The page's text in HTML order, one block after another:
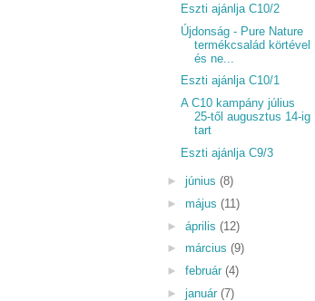
Eszti ajánlja C10/2
Újdonság - Pure Nature
termékcsalád körtével
és ne...
Eszti ajánlja C10/1
A C10 kampány július
25-től augusztus 14-ig
tart
Eszti ajánlja C9/3
► június (8)
► május (11)
► április (12)
► március (9)
► február (4)
► január (7)